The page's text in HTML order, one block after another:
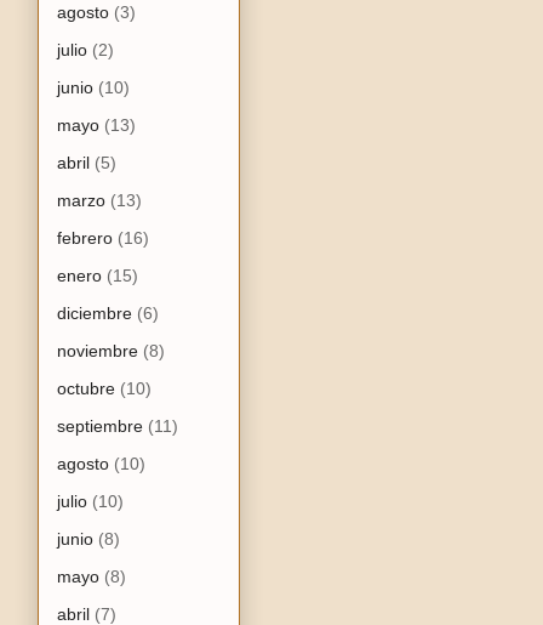
agosto (3)
julio (2)
junio (10)
mayo (13)
abril (5)
marzo (13)
febrero (16)
enero (15)
diciembre (6)
noviembre (8)
octubre (10)
septiembre (11)
agosto (10)
julio (10)
junio (8)
mayo (8)
abril (7)